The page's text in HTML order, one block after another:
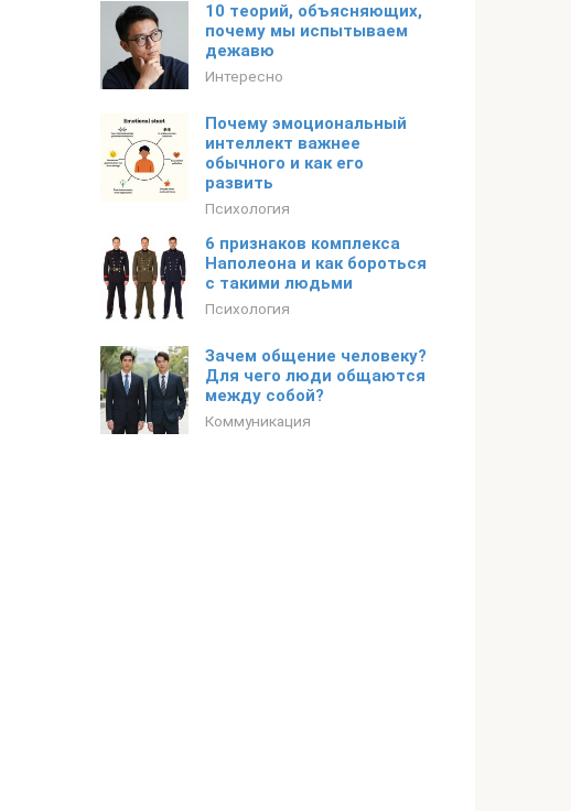
10 теорий, объясняющих,
почему мы испытываем
дежавю
Интересно
Почему эмоциональный
интеллект важнее
обычного и как его
развить
Психология
6 признаков комплекса
Наполеона и как бороться
с такими людьми
Психология
Зачем общение человеку?
Для чего люди общаются
между собой?
Коммуникация